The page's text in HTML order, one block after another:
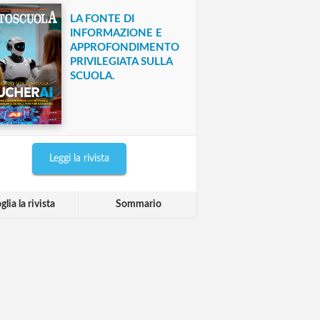
LA FONTE DI
INFORMAZIONE E
APPROFONDIMENTO
PRIVILEGIATA SULLA
SCUOLA.
Leggi la rivista
la rivista Sommario